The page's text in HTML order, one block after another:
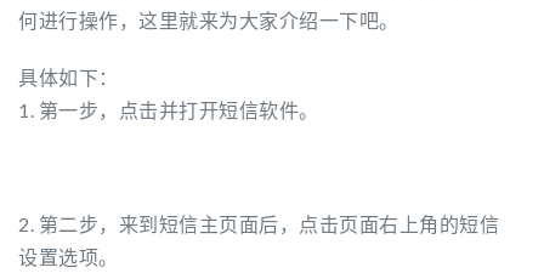
何进行操作，这里就来为大家介绍一下吧。
具体如下：
1. 第一步，点击并打开短信软件。
2. 第二步，来到短信主页面后，点击页面右上角的短信
设置选项。